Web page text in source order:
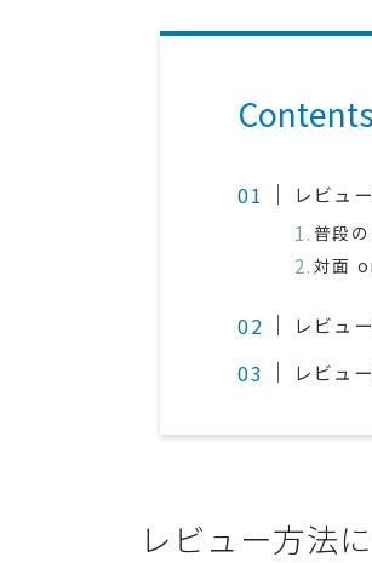
Contents
レビュ
普段
対面
レビュ
レビュ
レビュー方法